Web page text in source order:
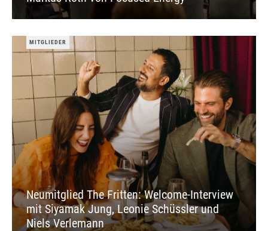
MITGLIEDER
Neumitglied The Fritten: Welcome-Interview
mit Siyamak Jung, Leonie Schüssler und
Niels Verlemann